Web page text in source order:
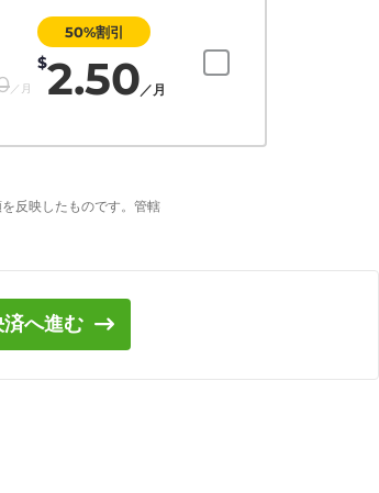
／月
50%割引
$2.50 ／月
反映したものです。管轄
済へ進む